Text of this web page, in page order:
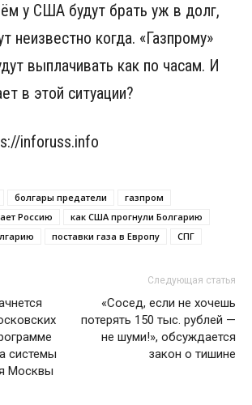
у США будут брать уж в долг,
неизвестно когда. «Газпрому»
выплачивать как по часам. И
в этой ситуации?
inforuss.info
болгары предатели
газпром
Россию
как США прогнули Болгарию
поставки газа в Европу СПГ
системы
Москвы
Следующая статья
«Сосед, если не хочешь
потерять 150 тыс. рублей —
не шуми!», обсуждается
закон о тишине